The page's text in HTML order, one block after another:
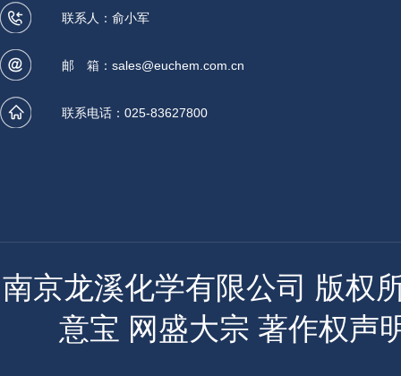
联系人：俞小军
邮 箱： sales@euchem.com.cn
联系电话：025-83627800
南京龙溪化学有限公司 版权
意宝 网盛大宗 著作权声